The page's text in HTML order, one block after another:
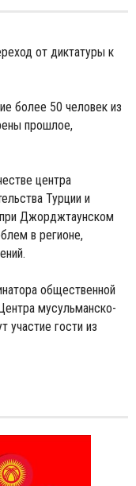
от диктатуры к
более 50 человек из
прошлое,
центра
Турции и
при Джорджтаунском
в регионе,
общественной
мусульманско-
участие гости из